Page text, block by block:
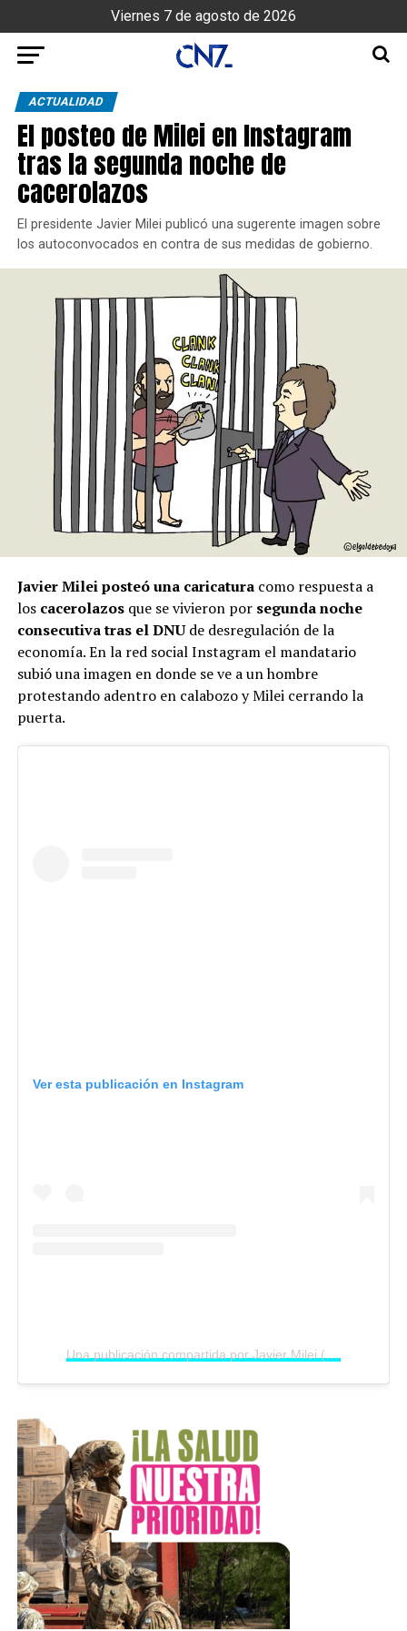
Viernes 7 de agosto de 2026
ACTUALIDAD
El posteo de Milei en Instagram
tras la segunda noche de
cacerolazos
El presidente Javier Milei publicó una sugerente imagen sobre
los autoconvocados en contra de sus medidas de gobierno.
Javier Milei posteó una caricaturacomo respuesta a
los cacerolazos que se vivieron por segunda noche
consecutiva tras el DNUde desregulación de la
economía. En la red social Instagram el mandatario
subió una imagen en donde se ve a un hombre
protestando adentro en calabozo y Milei cerrando la
puerta.
Ver esta publicación en Instagram
Una publicación compartida por Javier Milei (@javiermilei)